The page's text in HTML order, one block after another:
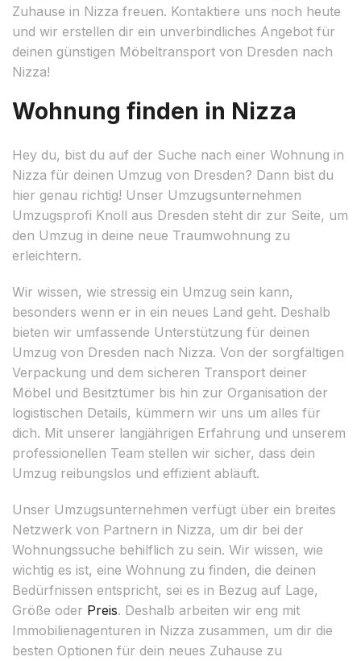
Zuhause in Nizza freuen. Kontaktiere uns noch heute
und wir erstellen dir ein unverbindliches Angebot für
deinen günstigen Möbeltransport von Dresden nach
Nizza!
Wohnung finden in Nizza
Hey du, bist du auf der Suche nach einer Wohnung in
Nizza für deinen Umzug von Dresden? Dann bist du
hier genau richtig! Unser Umzugsunternehmen
Umzugsprofi Knoll aus Dresden steht dir zur Seite, um
den Umzug in deine neue Traumwohnung zu
erleichtern.
Wir wissen, wie stressig ein Umzug sein kann,
besonders wenn er in ein neues Land geht. Deshalb
bieten wir umfassende Unterstützung für deinen
Umzug von Dresden nach Nizza. Von der sorgfältigen
Verpackung und dem sicheren Transport deiner
Möbel und Besitztümer bis hin zur Organisation der
logistischen Details, kümmern wir uns um alles für
dich. Mit unserer langjährigen Erfahrung und unserem
professionellen Team stellen wir sicher, dass dein
Umzug reibungslos und effizient abläuft.
Unser Umzugsunternehmen verfügt über ein breites
Netzwerk von Partnern in Nizza, um dir bei der
Wohnungssuche behilflich zu sein. Wir wissen, wie
wichtig es ist, eine Wohnung zu finden, die deinen
Bedürfnissen entspricht, sei es in Bezug auf Lage,
Größe oder Preis. Deshalb arbeiten wir eng mit
Immobilienagenturen in Nizza zusammen, um dir die
besten Optionen für dein neues Zuhause zu